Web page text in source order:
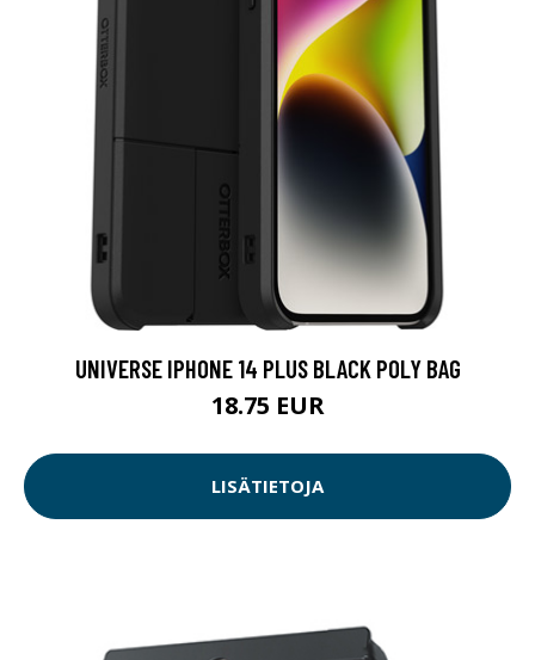
UNIVERSE IPHONE 14 PLUS BLACK POLY BAG
18.75 EUR
LISÄTIETOJA